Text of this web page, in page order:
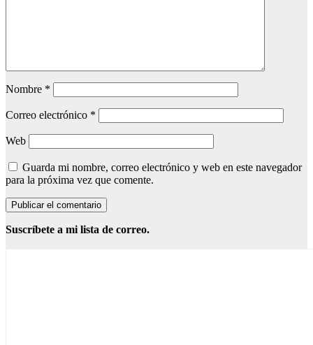
Nombre *
Correo electrónico *
Web
Guarda mi nombre, correo electrónico y web en este navegador
para la próxima vez que comente.
Suscríbete a mi lista de correo.